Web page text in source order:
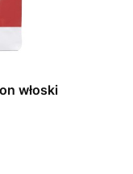
włoski